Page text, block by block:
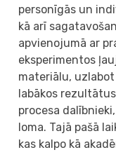
personīgās un
kā arī
apvienojumā ar
eksperimentos
materiālu,
labākos
procesa
loma. Tajā pašā
kas kalpo kā